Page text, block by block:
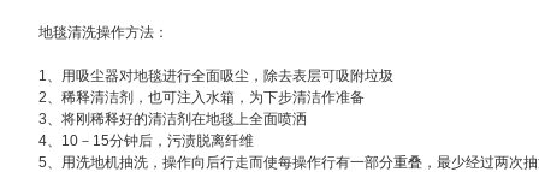
地毯清洗操作方法：
1、用吸尘器对地毯进行全面吸尘，除去表层可吸附垃圾
2、稀释清洁剂，也可注入水箱，为下步清洁作准备
3、将刚稀释好的清洁剂在地毯上全面喷洒
4、10－15分钟后，污渍脱离纤维
5、用洗地机抽洗，操作向后行走而使每操作行有一部分重叠，最少经过两次